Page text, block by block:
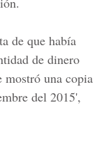
de que había
de dinero
mostró una copia
del 2015',